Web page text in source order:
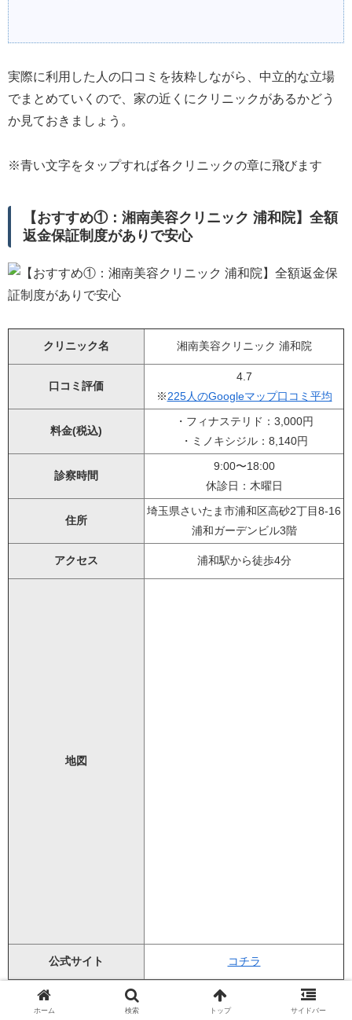
実際に利用した人の口コミを抜粋しながら、中立的な立場
でまとめていくので、家の近くにクリニックがあるかどう
か見ておきましょう。
※青い文字をタップすれば各クリニックの章に飛びます
【おすすめ①：湘南美容クリニック 浦和院】全額
返金保証制度がありで安心
クリニック名 湘南美容クリニック 浦和院
口コミ評価
4.7
※225人のGoogleマップ口コミ平均
料金(税込)
・フィナステリド：3,000円
・ミノキシジル：8,140円
診察時間
9:00〜18:00
休診日：木曜日
住所
埼玉県さいたま市浦和区高砂2丁目8-16
浦和ガーデンビル3階
アクセス 浦和駅から徒歩4分
地図
公式サイト コチラ
南浦和駅周辺にあるAGAクリニックでおすすめ1つ目は、湘
ホーム 検索 トップ サイドバー